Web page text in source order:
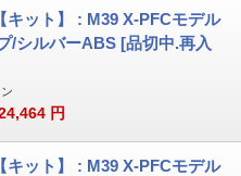
キット】 : M39 X-PFCモデル
/シルバーABS [品切中.再入
円
キット】 : M39 X-PFCモデル